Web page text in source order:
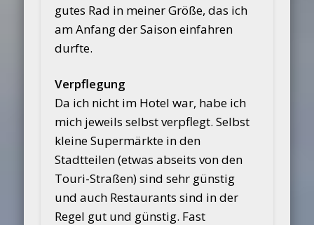
gutes Rad in meiner Größe, das ich
am Anfang der Saison einfahren
durfte.
Verpflegung
Da ich nicht im Hotel war, habe ich
mich jeweils selbst verpflegt. Selbst
kleine Supermärkte in den
Stadtteilen (etwas abseits von den
Touri-Straßen) sind sehr günstig
und auch Restaurants sind in der
Regel gut und günstig. Fast